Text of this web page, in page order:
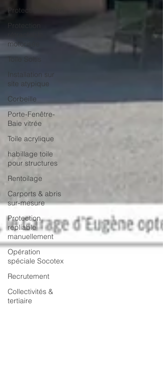
Protection solaire
Protection
motorisée
Toile Soltis
Installation sur
site atypique
Corbeille
Porte-Fenêtre-
Baie vitrée
Toile acrylique
habillage toile
pour structures
Rentoilage
Carports & abris
sur-mesure
Protection
repliable
manuellement
Opération
spéciale Socotex
Recrutement
Collectivités &
tertiaire